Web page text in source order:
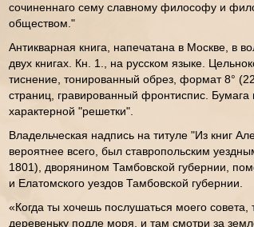
сочиненнаго сему славному философу и
обществом."
Антикварная книга, напечатана в Москве, в
двух книгах. Кн. 1., на русском языке.
тиснение, тонированный обрез, формат 8°
страниц, гравированный фронтиспис.
характерной "решетки".
Владельческая надпись на титуле "Из книг
вероятнее всего, был ставропольским
1801), дворянином Тамбовской губернии,
и Елатомского уездов Тамбовской губернии.
«Когда ты хочешь послушаться моего совета,
деревеньку подле моря, и там смотри за